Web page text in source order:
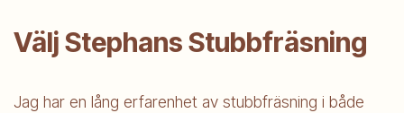
Välj Stephans Stubbfräsning
Jag har en lång erfarenhet av stubbfräsning i både